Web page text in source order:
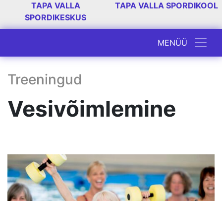
TAPA VALLA
SPORDIKESKUS
TAPA VALLA SPORDIKOOL
Peamine navigatsioon
MENÜÜ
Treeningud
Vesivõimlemine